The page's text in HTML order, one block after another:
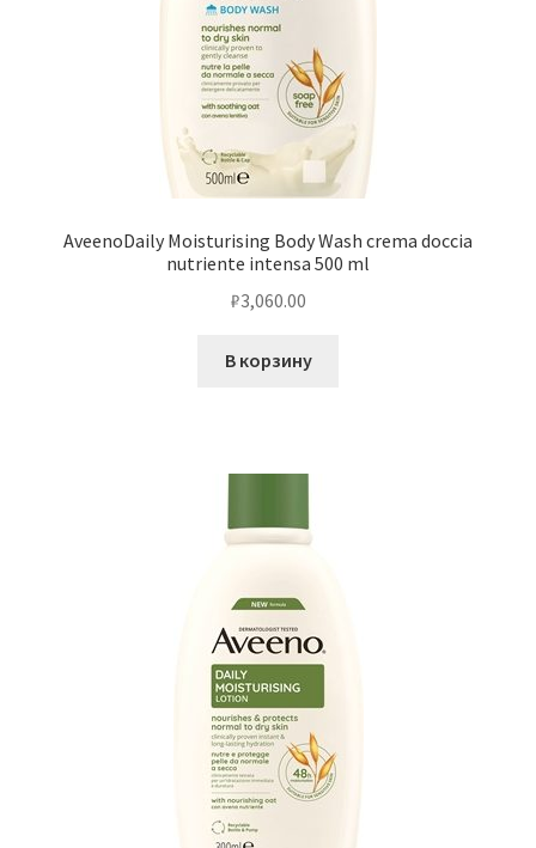
AveenoDaily Moisturising Body Wash crema doccia
nutriente intensa 500 ml
₽3,060.00
В корзину